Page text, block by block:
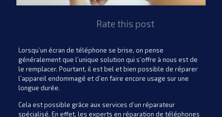
Rate this post
Lorsqu’un écran de téléphone se brise, on pense
généralement que l’unique solution qui s’offre à nous est de
le remplacer. Pourtant, il est bel et bien possible de réparer
l’appareil endommagé et d’en faire encore usage sur une
longue durée.
Cela est possible grâce aux services d’un réparateur
spécialisé. En effet, les experts en réparation de téléphones